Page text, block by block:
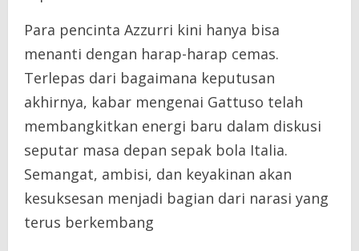
Para pencinta Azzurri kini hanya bisa
menanti dengan harap-harap cemas.
Terlepas dari bagaimana keputusan
akhirnya, kabar mengenai Gattuso telah
membangkitkan energi baru dalam diskusi
seputar masa depan sepak bola Italia.
Semangat, ambisi, dan keyakinan akan
kesuksesan menjadi bagian dari narasi yang
terus berkembang